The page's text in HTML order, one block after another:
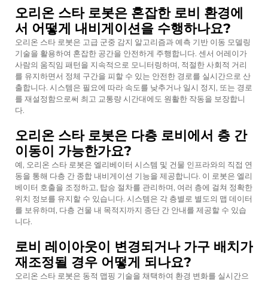
오리온 스타 로봇은 혼잡한 로비 환경에
서 어떻게 내비게이션을 수행하나요?
오리온 스타 로봇은 고급 군중 감지 알고리즘과 예측 기반 이동 모델링
기술을 활용하여 혼잡한 공간을 안전하게 주행합니다. 센서 어레이가
사람의 움직임 패턴을 지속적으로 모니터링하며, 적절한 사회적 거리
를 유지하면서 정체 구간을 피할 수 있는 안전한 경로를 실시간으로 산
출합니다. 시스템은 필요에 따라 속도를 낮추거나 일시 정지, 또는 경로
를 재설정함으로써 최고 교통량 시간대에도 원활한 작동을 보장합니
다.
오리온 스타 로봇은 다층 로비에서 층 간
이동이 가능한가요?
예, 오리온 스타 로봇은 엘리베이터 시스템 및 건물 인프라와의 직접 연
동을 통해 다층 간 종합 내비게이션 기능을 제공합니다. 이 로봇은 엘리
베이터 호출을 조정하고, 탑승 절차를 관리하며, 여러 층에 걸쳐 정확한
위치 정보를 유지할 수 있습니다. 시스템은 각 층별로 별도의 맵 데이터
를 보유하며, 다층 건물 내 목적지까지 종단 간 안내를 제공할 수 있습
니다.
로비 레이아웃이 변경되거나 가구 배치가
재조정될 경우 어떻게 되나요?
오리온 스타 로봇은 동적 맵핑 기술을 채택하여 환경 변화를 실시간으